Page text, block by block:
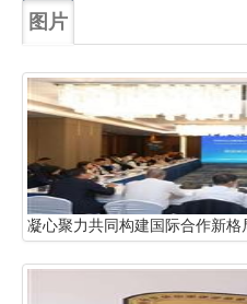
图片